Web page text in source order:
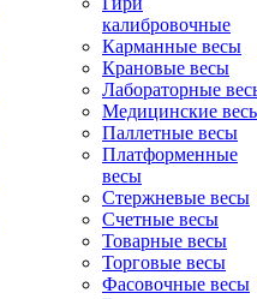
калибровочные
Карманные весы
Крановые весы
Лабораторные
Медицинские
Паллетные весы
Платформенные
весы
Стержневые весы
Счетные весы
Товарные весы
Торговые весы
Фасовочные весы